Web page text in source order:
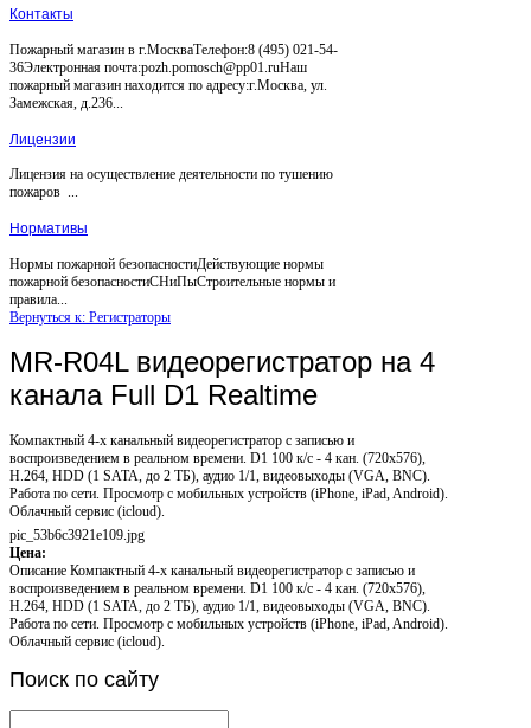
Контакты
Пожарный магазин в г.МоскваТелефон:8 (495) 021-54-
36Электронная почта:pozh.pomosch@pp01.ruНаш
пожарный магазин находится по адресу:г.Москва, ул.
Замежская, д.236...
Лицензии
Лицензия на осуществление деятельности по тушению
пожаров ...
Нормативы
Нормы пожарной безопасностиДействующие нормы
пожарной безопасностиСНиПыСтроительные нормы и
правила...
Вернуться к: Регистраторы
MR-R04L видеорегистратор на 4
канала Full D1 Realtime
Компактный 4-х канальный видеорегистратор с записью и
воспроизведением в реальном времени. D1 100 к/с - 4 кан. (720x576),
H.264, HDD (1 SATA, до 2 ТБ), аудио 1/1, видеовыходы (VGA, BNC).
Работа по сети. Просмотр с мобильных устройств (iPhone, iPad, Android).
Облачный сервис (icloud).
pic_53b6c3921e109.jpg
Цена:
Описание Компактный 4-х канальный видеорегистратор с записью и
воспроизведением в реальном времени. D1 100 к/с - 4 кан. (720x576),
H.264, HDD (1 SATA, до 2 ТБ), аудио 1/1, видеовыходы (VGA, BNC).
Работа по сети. Просмотр с мобильных устройств (iPhone, iPad, Android).
Облачный сервис (icloud).
Поиск по сайту